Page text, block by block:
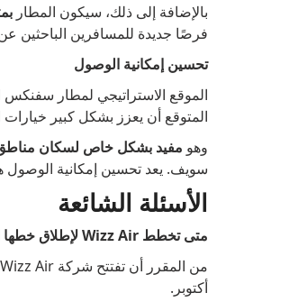
بالإضافة إلى ذلك، سيكون المطار
فرصًا جديدة للمسافرين الباحثين
تحسين إمكانية الوصول
الموقع الاستراتيجي لمطار سفنكس
المتوقع أن يعزز بشكل كبير
وهو مفيد بشكل خاص لسكان مناطق القاهرة
سويف. يعد تحسين إمكانية الوصول
الأسئلة الشائعة
متى تخطط Wizz Air لإطلاق خطها الجديد إلى مطار سفنكس الدولي في مصر؟
أكتوبر.